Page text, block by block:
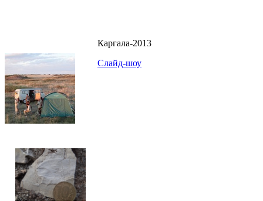
Каргала-2013
Слайд-шоу